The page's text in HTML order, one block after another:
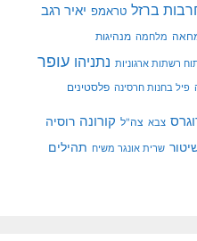
ברזל טראמפ יאיר רגב
מלחמה מנהיגות
רשתות ארגוניות נתניהו עופר
פיל בחנות חרסינה פלסטינים
צבא צה"ל קורונה רוסיה
שרית אונגר משיח תהילים